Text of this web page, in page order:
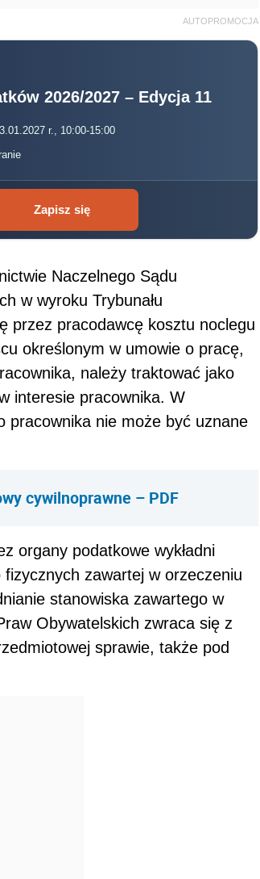
AUTOPROMOCJA
2026/2027 – Edycja 11
r., 10:00-15:00
Zapisz się
Naczelnego Sądu
w wyroku Trybunału
przez pracodawcę kosztu noclegu
określonym w umowie o pracę,
należy traktować jako
interesie pracownika. W
pracownika nie może być uznane
cywilnoprawne – PDF
organy podatkowe wykładni
zawartej w orzeczeniu
stanowiska zawartego w
Obywatelskich zwraca się z
sprawie, także pod